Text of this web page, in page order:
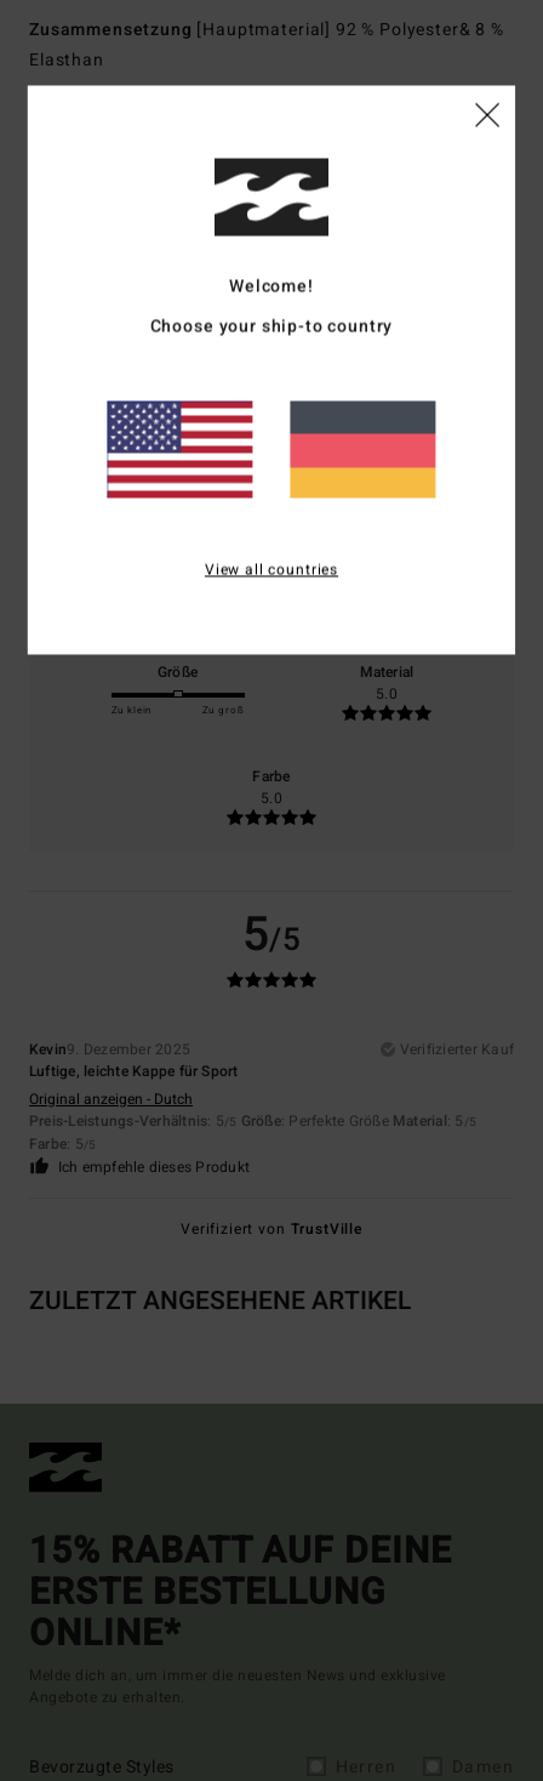
Zusammensetzung [Hauptmaterial] 92 % Polyester& 8 %
Elasthan
Versand & Rückversand
Durchschnittliche Bewertung
5.0/5
basierend auf1 verifizierten Bewertungen
100% unserer Kunden empfehlen dieses Produkt
Preis-Leistungs-Verhältnis
Größe
Zu klein Zu groß
Material
5.0
Farbe
5.0
5/5
Kevin9. Dezember 2025
Verifizierter Kauf
Luftige, leichte Kappe für Sport
Original anzeigen - Dutch
Preis-Leistungs-Verhältnis: 5/5 Größe: Perfekte Größe Material: 5 /5
Farbe: 5/5
Ich empfehle dieses Produkt
Verifiziert von TrustVille
ZULETZT ANGESEHENE ARTIKEL
15% RABATT AUF DEINE
ERSTE BESTELLUNG
ONLINE*
Melde dich an, um immer die neuesten News und exklusive
Angebote zu erhalten.
Bevorzugte Styles
Welcome!
Choose your ship-to country
View all countries